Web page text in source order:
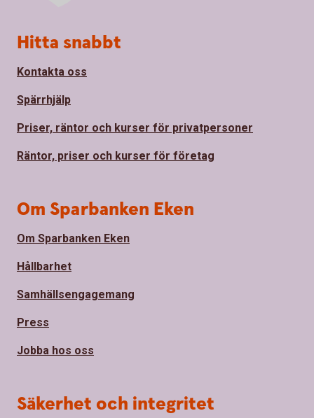
Sidfot
Hitta snabbt
Kontakta oss
Spärrhjälp
Priser, räntor och kurser för privatpersoner
Räntor, priser och kurser för företag
Om Sparbanken Eken
Om Sparbanken Eken
Hållbarhet
Samhällsengagemang
Press
Jobba hos oss
Säkerhet och integritet